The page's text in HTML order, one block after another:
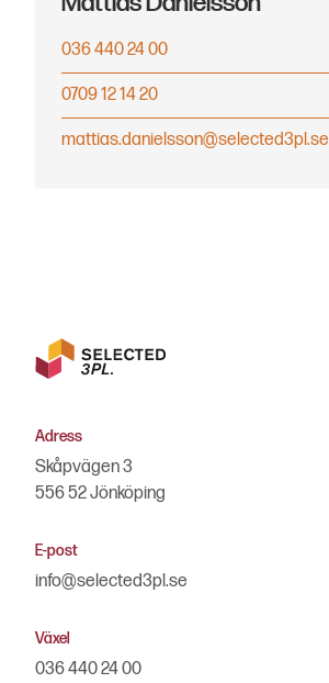
036 440 24 00
0709 12 14 20
mattias.danielsson@selected3pl.se
Adress
Skåpvägen 3
556 52 Jönköping
E-post
info@selected3pl.se
Växel
036 440 24 00